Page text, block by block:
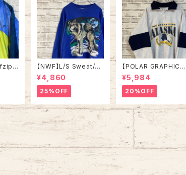
ゴ
【NWF】L/S Sweat/Tr
ainer L 90s Made in
USA スウェット トレー
ナー 企業モノ ウルフ フ
ルムーン オオカミ 満月
USA製 アメリカ USA
古着
¥4,860
25%OFF
【POLAR GRAPHICS】
L/S HalfZip Sweat X
L Made in USA 90s
“ALASKA” スーベニア
ハーフジップスウェット
トレーナー アラスカ お
土産モノ vintage ヴィ
ンテージ アメリカ USA
古着
¥5,984
20%OFF